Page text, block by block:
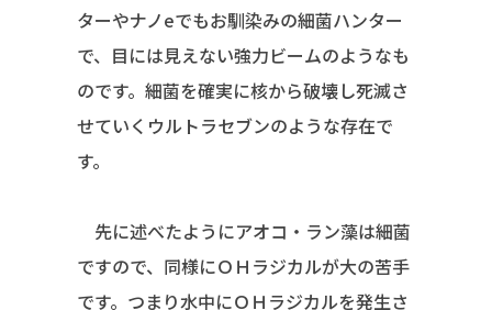
ターやナノeでもお馴染みの細菌ハンター
で、目には見えない強力ビームのようなも
のです。細菌を確実に核から破壊し死滅さ
せていくウルトラセブンのような存在で
す。
先に述べたようにアオコ・ラン藻は細菌
ですので、同様にＯＨラジカルが大の苦手
です。つまり水中にＯＨラジカルを発生さ